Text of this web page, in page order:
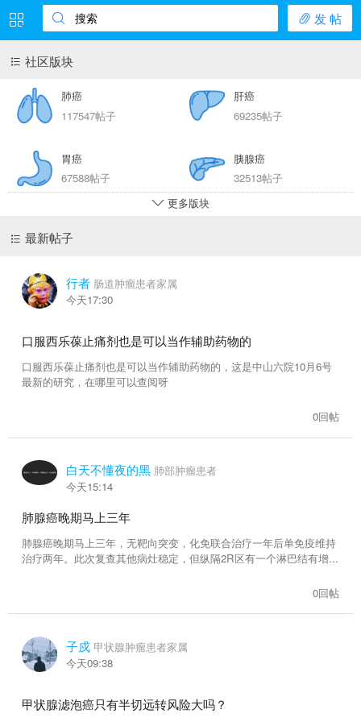
搜索 发 帖
社区版块
肺癌
117547帖子
肝癌
69235帖子
胃癌
67588帖子
胰腺癌
32513帖子
25071帖子
肠癌
47092帖子
白血病
15616帖子
淋巴瘤
10248帖子
食管癌
10187帖子
17385帖子
11529帖子
4819帖子
35746帖子
保险
更多版块
最新帖子
行者 肠道肿瘤患者家属
今天17:30
口服西乐葆止痛剂也是可以当作辅助药物的
口服西乐葆止痛剂也是可以当作辅助药物的，这是中山六院10月6号
最新的研究，在哪里可以查阅呀
0回帖
白天不懂夜的黑 肺部肿瘤患者
今天15:14
肺腺癌晚期马上三年
肺腺癌晚期马上三年，无靶向突变，化免联合治疗一年后单免疫维持
治疗两年。此次复查其他病灶稳定，但纵隔2R区有一个淋巴结有增...
0回帖
子戍 甲状腺肿瘤患者家属
今天09:38
甲状腺滤泡癌只有半切远转风险大吗？